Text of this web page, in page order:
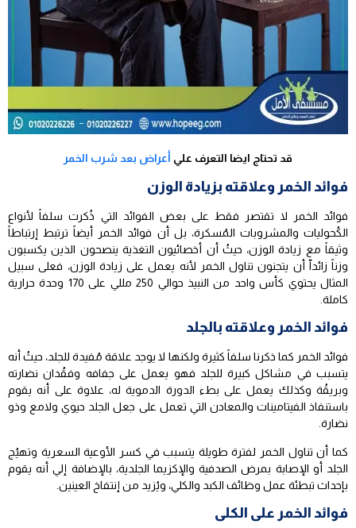
قد تحتاج ايضا التعرف علي أعراض بعد شرب الخمر
فوائد الخمر وعلاقته بزيادة الوزن
فوائد الخمر لا تقتصر فقط على بعض الفوائد التي ذُكرت سلفاً لأنواع
الكُحوليات والمشروبات المُسكرة، بل أن فوائد الخمر أيضاً ترتبط إرتباطاً
وثيقاً مع زيادة الوزن، حيثُ أن أخصائيون التغذية ينصحون الذين يكسبون
وزناً زائداّ أن يتجنون تناول الخمر لأنه يعمل على زيادة الوزن، فعلى سبيل
المثال يحتوي كأس واحد من النبيذ حوالي 250 مللي على 170 وحدة حرارية
كاملة.
فوائد الخمر وعلاقته بالجلد
فوائد الخمر كما ذكرنا سلفاً كثيرة ولكنها لا يوجد علاقة مُفيدة للجلد، حيثُ أنه
يتسبب في مشاكل كبيرة للجلد فهو يعمل على جفافه وفقُدان نضارته
وبريقُة وكذلك يعمل على بطء الدورة الدموية له، علاوة على أنه يقوم
باستنفاذ الفيتامينات والمعادن التي تعمل على جعل الجلد حيوي ولامع وذو
نضارة.
كما أن تناول الخمر لفترة طويلة يتسبب في كسر الأوعية السعرية وتهيُج
الجلد أو الإصابة بمرض الصدفية والإكزيما الجلدية، بالإضافة إلي أنه يقوم
بإحداث تبطئة عمل وظائف الكبد والكلي، ويُزيد من إنتفاخ العينين.
فوائد الخمر على الكلى